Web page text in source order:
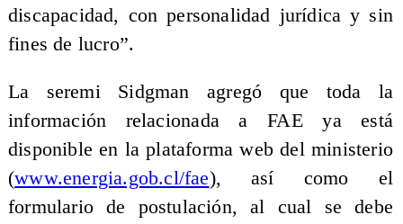
discapacidad, con personalidad jurídica y sin
fines de lucro”.
La seremi Sidgman agregó que toda la
información relacionada a FAE ya está
disponible en la plataforma web del ministerio
(www.energia.gob.cl/fae), así como el
formulario de postulación, al cual se debe